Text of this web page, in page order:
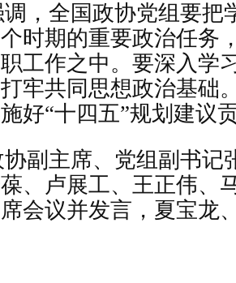
，全国政协党组要把
时期的重要政治任务
工作之中。要深入学
牢共同思想政治基础
好“十四五”规划建议
副主席、党组副书记
、卢展工、王正伟、
会议并发言，夏宝龙